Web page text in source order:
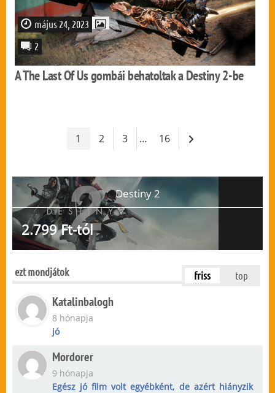
május 24, 2023
2
A The Last Of Us gombái behatoltak a Destiny 2-be
1 2 3 … 16
Destiny 2
2.799 Ft-tól
ezt mondjátok friss top
Katalinbalogh
8 hónapja
jó
Mordorer
9 hónapja
Egész jó film volt egyébként, de azért hiányzik